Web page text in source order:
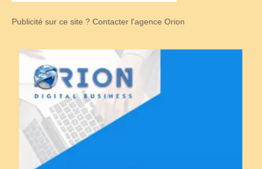
Publicité sur ce site ? Contacter l'agence Orion